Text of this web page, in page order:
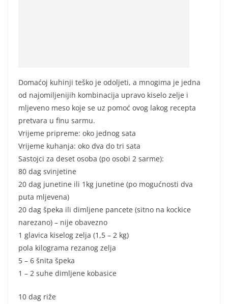
Domaćoj kuhinji teško je odoljeti, a mnogima je jedna
od najomiljenijih kombinacija upravo kiselo zelje i
mljeveno meso koje se uz pomoć ovog lakog recepta
pretvara u finu sarmu.
Vrijeme pripreme: oko jednog sata
Vrijeme kuhanja: oko dva do tri sata
Sastojci za deset osoba (po osobi 2 sarme):
80 dag svinjetine
20 dag junetine ili 1kg junetine (po mogućnosti dva
puta mljevena)
20 dag špeka ili dimljene pancete (sitno na kockice
narezano) – nije obavezno
1 glavica kiselog zelja (1,5 – 2 kg)
pola kilograma rezanog zelja
5 – 6 šnita špeka
1 – 2 suhe dimljene kobasice
10 dag riže